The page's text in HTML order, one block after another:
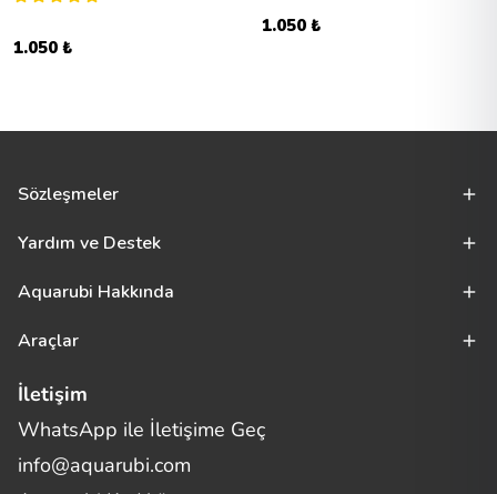
1.050 ₺
1.050 ₺
Sözleşmeler
Yardım ve Destek
Aquarubi Hakkında
Araçlar
İletişim
WhatsApp ile İletişime Geç
info@aquarubi.com
Merhaba! Size nasıl yardımcı
olabilirim?